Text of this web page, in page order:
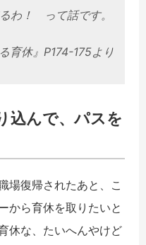
わ！ って話です。
休』P174-175より
込んで、パスを
復帰されたあと、こ
から育休を取りたいと
休な、たいへんやけど